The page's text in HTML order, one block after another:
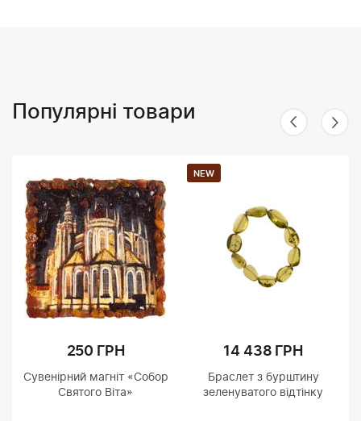
Популярні товари
250 ГРН
Сувенірний магніт «Собор
Святого Віта»
NEW
14 438 ГРН
Браслет з бурштину
зеленуватого відтінку